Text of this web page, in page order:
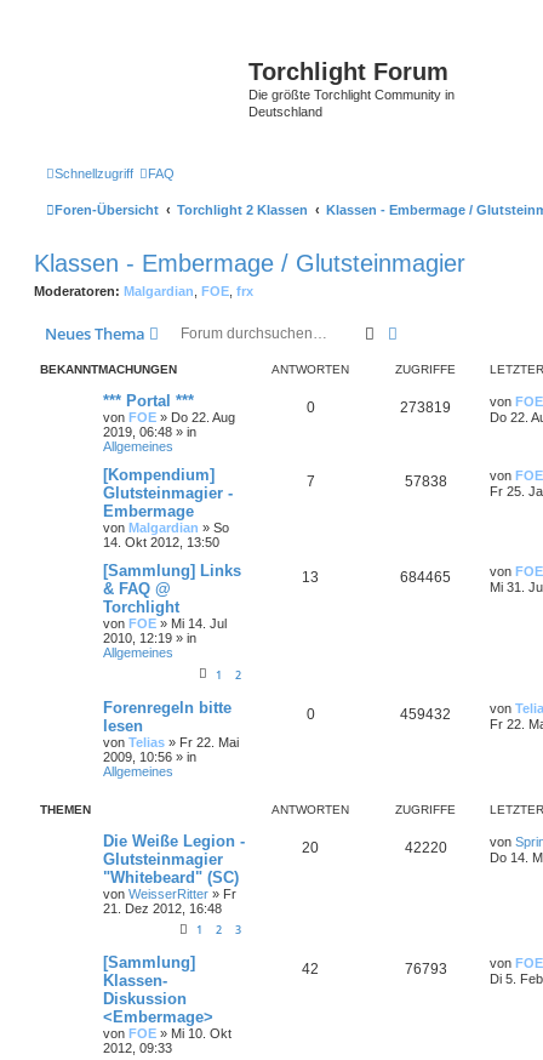
Torchlight Forum
Die größte Torchlight Community in
Deutschland
Schnellzugriff FAQ
Foren-Übersicht Torchlight 2 Klassen Klassen - Embermage /
Klassen - Embermage / Glutsteinmagier
Moderatoren: Malgardian FOE frx
Neues Thema Suche
BEKANNTMACHUNGEN ANTWORTEN ZUGRIFFE
*** Portal ***
von FOE » Do 22. Aug
2019, 06:48 » in
Allgemeines
0 273819 von FOE
Do 22.
[Kompendium]
Glutsteinmagier -
Embermage
von Malgardian » So
14. Okt 2012, 13:50
7 57838 von FOE
Fr 25.
[Sammlung] Links
& FAQ @
Torchlight
von FOE » Mi 14. Jul
2010, 12:19 » in
Allgemeines
1 2
13 684465 von FOE
Mi 31.
Forenregeln bitte
lesen
von Telias » Fr 22. Mai
2009, 10:56 » in
Allgemeines
0 459432 von
Fr 22.
THEMEN ANTWORTEN ZUGRIFFE
Die Weiße Legion -
Glutsteinmagier
"Whitebeard" (SC)
von WeisserRitter » Fr
21. Dez 2012, 16:48
1 2 3
20 42220 von
Do 14.
[Sammlung]
Klassen-
Diskussion
<Embermage>
von FOE » Mi 10. Okt
2012, 09:33
42 76793 von FOE
Di 5.